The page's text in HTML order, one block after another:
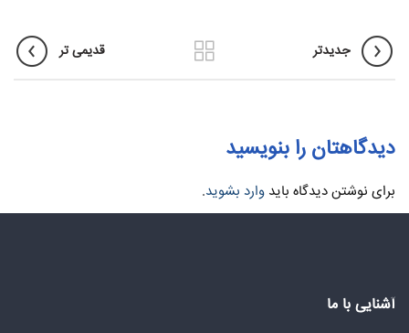
جدیدتر قدیمی تر
دیدگاهتان را بنویسید
برای نوشتن دیدگاه باید وارد بشوید.
آشنایی با ما